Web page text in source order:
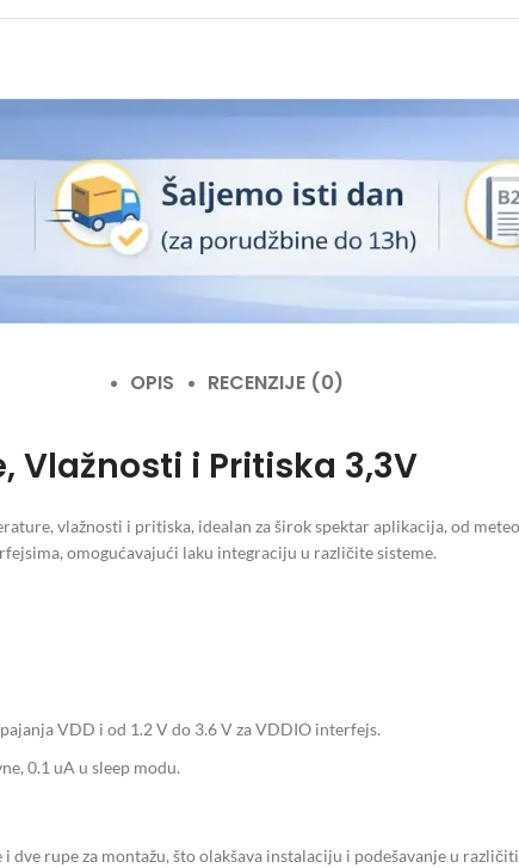
OPIS RECENZIJE (0)
Vlažnosti i Pritiska 3,3V
vlažnosti i pritiska, idealan za širok spektar aplikacija, od
omogućavajući laku integraciju u različite sisteme.
VDD i od 1.2 V do 3.6 V za VDDIO interfejs.
0.1 uA u sleep modu.
rupe za montažu, što olakšava instalaciju i podešavanje u